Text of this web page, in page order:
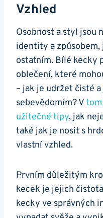
Vzhled
Osobnost a ​styl jsou
identity⁤ a
ostatním. Bílé kecky
oblečení, které
– ‍jak je udržet čisté
sebevědomím? V
užitečné​ tipy, jak
také‍ jak⁣ je nosit s
vlastní vzhled.
Prvním důležitým
kecek je jejich
kecky ⁤ve správných